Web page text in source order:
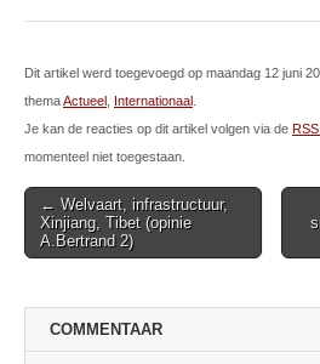
Dit artikel werd toegevoegd op maandag 12 juni
themaActueel Internationaal
Je kan de reacties op dit artikel volgen via de
momenteel niet toegestaan.
Post
navigation
← Welvaart, infrastructuur,
Xinjiang, Tibet (opinie
A.Bertrand 2)
COMMENTAAR